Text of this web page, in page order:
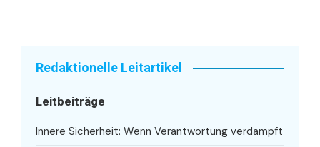
Redaktionelle Leitartikel
Leitbeiträge
Innere Sicherheit: Wenn Verantwortung verdampft